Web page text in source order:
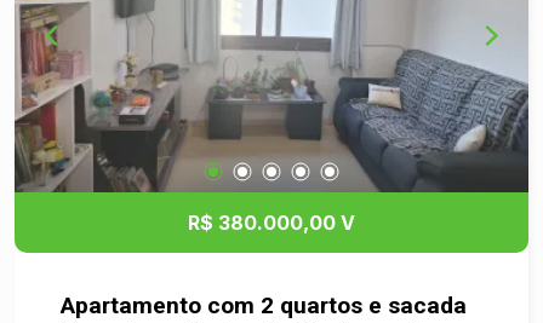
R$ 380.000,00 V
Apartamento com 2 quartos e sacada